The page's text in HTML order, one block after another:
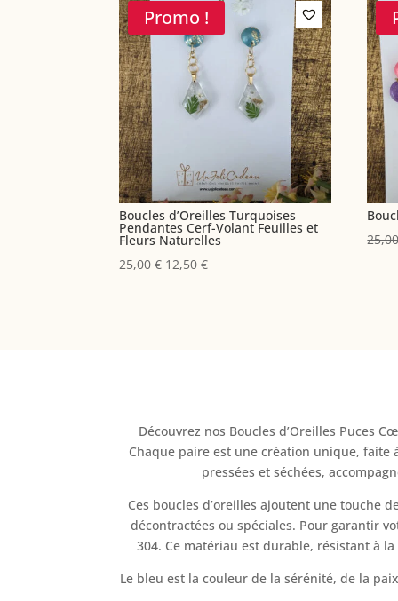
Promo !
Boucles d’Oreilles Turquoises
Pendantes Cerf-Volant Feuilles et
Fleurs Naturelles
25,00€ Le
12,50€Le
Découvrez nos Boucles d’Oreilles Puces
Chaque paire est une création unique,
pressées et séchées,
Ces boucles d’oreilles ajoutent une touche
décontractées ou spéciales. Pour garantir
304. Ce matériau est durable, résistant à
Le bleu est la couleur de la sérénité, de la